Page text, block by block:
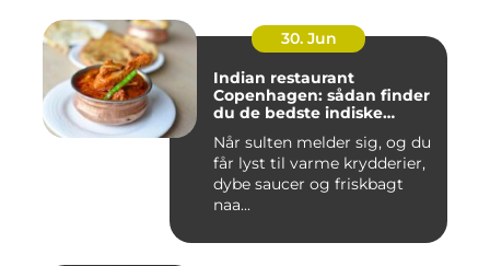
30. Jun
Indian restaurant
Copenhagen: sådan finder
du de bedste indiske
Når sulten melder sig, og du
får lyst til varme krydderier,
dybe saucer og friskbagt
naa...